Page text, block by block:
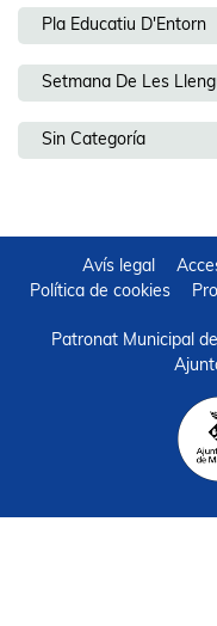
Pla Educatiu D'Entorn
Setmana De Les
Sin Categoría
Avís legal
Política de cookies
Patronat Municipal